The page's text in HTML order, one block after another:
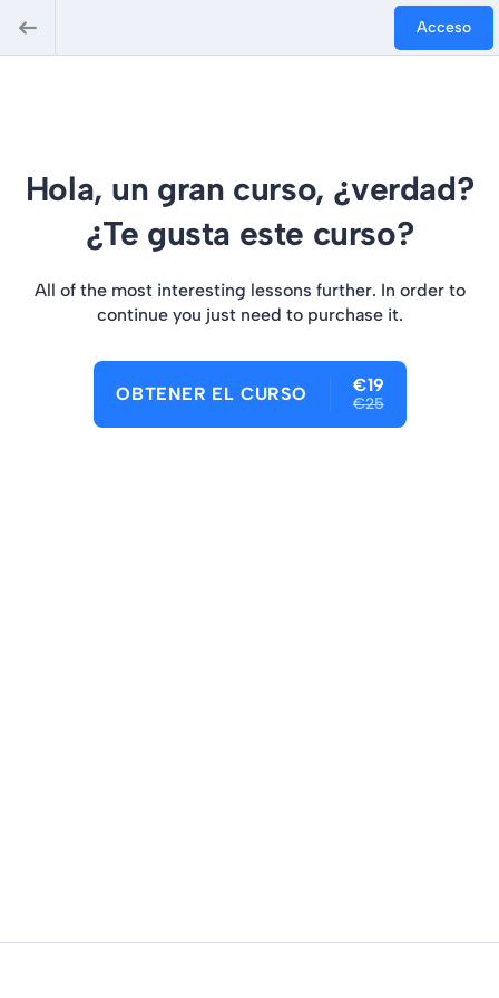
Acceso
Hola, un gran curso, ¿verdad?
¿Te gusta este curso?
All of the most interesting lessons further. In order to
continue you just need to purchase it.
OBTENER EL CURSO €19
€25